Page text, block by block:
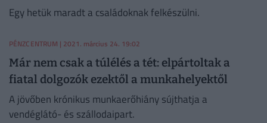
Egy hetük maradt a családoknak felkészülni.
PÉNZCENTRUM | 2021. március 24. 19:02
Már nem csak a túlélés a tét: elpártoltak a
fiatal dolgozók ezektől a munkahelyektől
A jövőben krónikus munkaerőhiány sújthatja a
vendéglátó- és szállodaipart.